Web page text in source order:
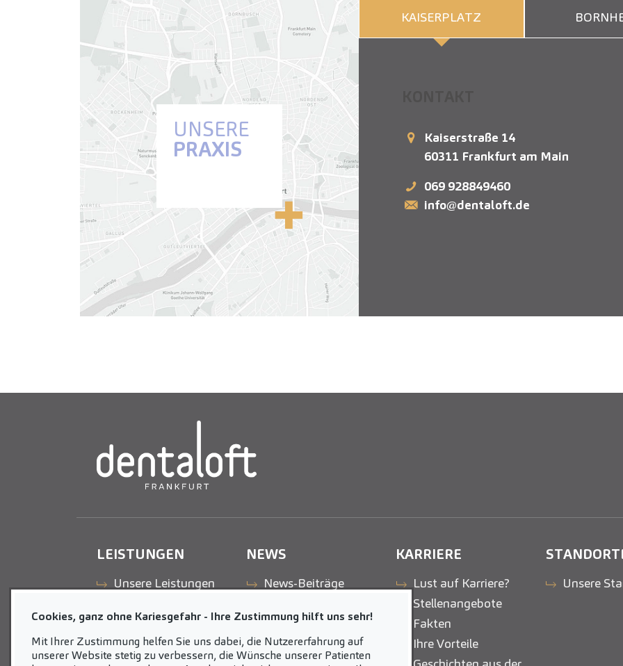
UNSERE
PRAXIS
KAISERPLATZ
Kaiserstraße 14
60311 Frankfurt am Main
069 928849460
info@dentaloft.de
LEISTUNGEN
Unsere Leistungen
NEWS
News-Beiträge
KARRIERE
Lust auf Karriere?
Stellenangebote
Fakten
Ihre Vorteile
Unsere
Cookies, ganz ohne Kariesgefahr - Ihre Zustimmung hilft uns sehr!
Mit Ihrer Zustimmung helfen Sie uns dabei, die Nutzererfahrung auf
unserer Website stetig zu verbessern, die Wünsche unserer Patienten